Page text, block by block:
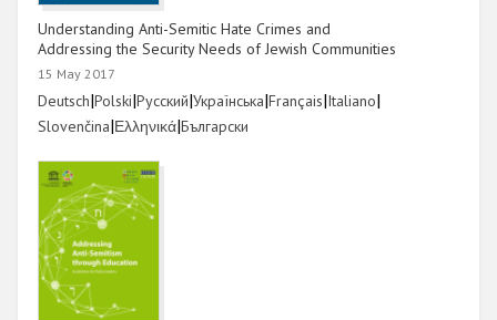
Understanding Anti-Semitic Hate Crimes and
Addressing the Security Needs of Jewish Communities
15 May 2017
Link
Deutsch|Link
Polski|Link
Русский|Link
Українська|Link
Français|Link
Italiano|
Link
Slovenčina|Link
Ελληνικά|Link
Български